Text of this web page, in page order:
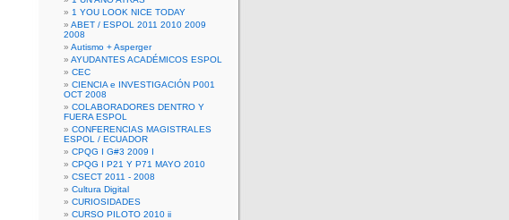
1 YOU LOOK NICE TODAY
ABET / ESPOL 2011 2010 2009
2008
Autismo + Asperger
AYUDANTES ACADÉMICOS ESPOL
CEC
CIENCIA e INVESTIGACIÓN P001
OCT 2008
COLABORADORES DENTRO Y
FUERA ESPOL
CONFERENCIAS MAGISTRALES
ESPOL / ECUADOR
CPQG I G#3 2009 I
CPQG I P21 Y P71 MAYO 2010
CSECT 2011 - 2008
Cultura Digital
CURIOSIDADES
CURSO PILOTO 2010 ii